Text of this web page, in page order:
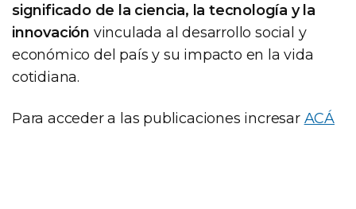
significado de la ciencia, la tecnología y la
innovación vinculada al desarrollo social y
económico del país y su impacto en la vida
cotidiana.
Para acceder a las publicaciones incresar ACÁ